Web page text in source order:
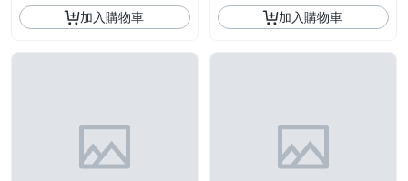
加入購物車 加入購物車